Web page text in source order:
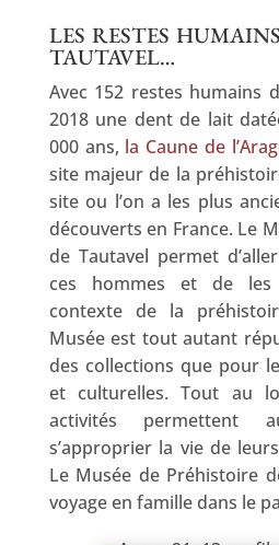
LES RESTES
TAUTAVEL…
Avec 152 restes humains
2018 une dent de lait
000 ans, la Caune de
site majeur de la
site ou l’on a les plus
découverts en France. Le
de Tautavel permet
ces hommes et de
contexte de la
Musée est tout autant
des collections que pour
et culturelles. Tout au
activités permettent
s’approprier la vie de
Le Musée de Préhistoire
voyage en famille dans le